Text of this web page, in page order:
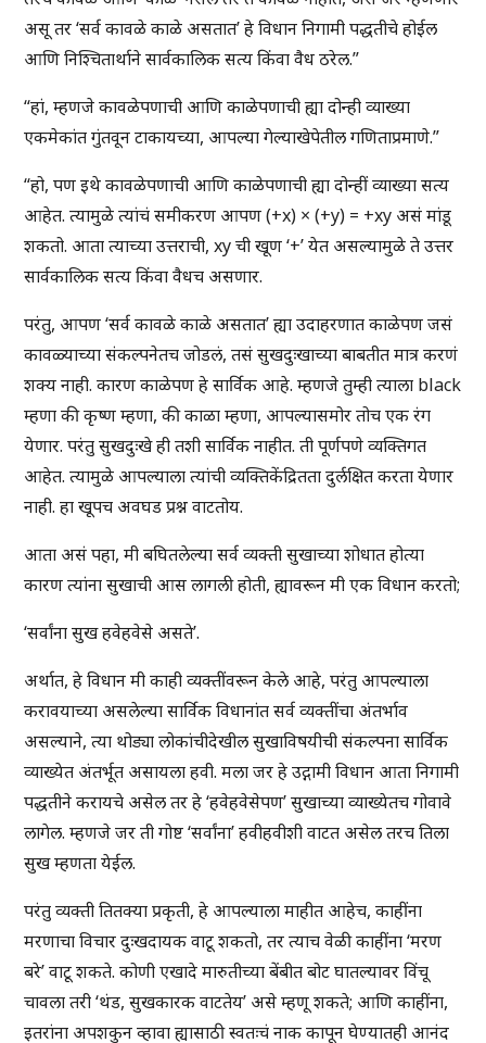
असू तर ‘सर्व कावळे काळे असतात’ हे विधान निगामी पद्धतीचे होईल
आणि निश्चितार्थाने सार्वकालिक सत्य किंवा वैध ठरेल.”
“हां, म्हणजे कावळेपणाची आणि काळेपणाची ह्या दोन्ही व्याख्या
एकमेकांत गुंतवून टाकायच्या, आपल्या गेल्याखेपेतील गणिताप्रमाणे.”
“हो, पण इथे कावळेपणाची आणि काळेपणाची ह्या दोन्हीं व्याख्या सत्य
आहेत. त्यामुळे त्यांचं समीकरण आपण (+x) × (+y) = +xy असं मांडू
शकतो. आता त्याच्या उत्तराची, xy ची खूण ‘+’ येत असल्यामुळे ते उत्तर
सार्वकालिक सत्य किंवा वैधच असणार.
परंतु, आपण ‘सर्व कावळे काळे असतात’ ह्या उदाहरणात काळेपण जसं
कावळ्याच्या संकल्पनेतच जोडलं, तसं सुखदुःखाच्या बाबतीत मात्र करणं
शक्य नाही. कारण काळेपण हे सार्विक आहे. म्हणजे तुम्ही त्याला black
म्हणा की कृष्ण म्हणा, की काळा म्हणा, आपल्यासमोर तोच एक रंग
येणार. परंतु सुखदुःखे ही तशी सार्विक नाहीत. ती पूर्णपणे व्यक्तिगत
आहेत. त्यामुळे आपल्याला त्यांची व्यक्तिकेंद्रितता दुर्लक्षित करता येणार
नाही. हा खूपच अवघड प्रश्न वाटतोय.
आता असं पहा, मी बघितलेल्या सर्व व्यक्ती सुखाच्या शोधात होत्या
कारण त्यांना सुखाची आस लागली होती, ह्यावरून मी एक विधान करतो;
‘सर्वांना सुख हवेहवेसे असते’.
अर्थात, हे विधान मी काही व्यक्तींवरून केले आहे, परंतु आपल्याला
करावयाच्या असलेल्या सार्विक विधानांत सर्व व्यक्तींचा अंतर्भाव
असल्याने, त्या थोड्या लोकांचीदेखील सुखाविषयीची संकल्पना सार्विक
व्याख्येत अंतर्भूत असायला हवी. मला जर हे उद्गामी विधान आता निगामी
पद्धतीने करायचे असेल तर हे ‘हवेहवेसेपण’ सुखाच्या व्याख्येतच गोवावे
लागेल. म्हणजे जर ती गोष्ट ‘सर्वांना’ हवीहवीशी वाटत असेल तरच तिला
सुख म्हणता येईल.
परंतु व्यक्ती तितक्या प्रकृती, हे आपल्याला माहीत आहेच, काहींना
मरणाचा विचार दुःखदायक वाटू शकतो, तर त्याच वेळी काहींना ‘मरण
बरे’ वाटू शकते. कोणी एखादे मारुतीच्या बेंबीत बोट घातल्यावर विंचू
चावला तरी ‘थंड, सुखकारक वाटतेय’ असे म्हणू शकते; आणि काहींना,
इतरांना अपशकुन व्हावा ह्यासाठी स्वतःचं नाक कापून घेण्यातही आनंद